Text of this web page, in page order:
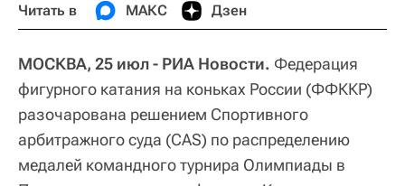
Читать в МАКС Дзен
МОСКВА, 25 июл - РИА Новости. Федерация
фигурного катания на коньках России (ФФККР)
разочарована решением Спортивного
арбитражного суда (CAS) по распределению
медалей командного турнира Олимпиады в